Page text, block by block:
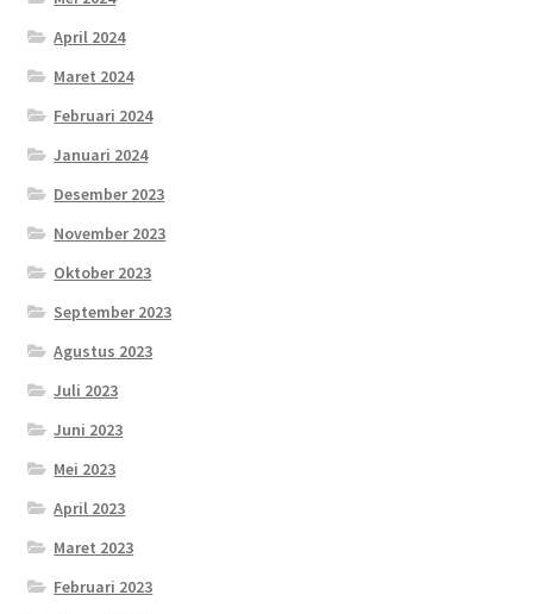
April 2024
Maret 2024
Februari 2024
Januari 2024
Desember 2023
November 2023
Oktober 2023
September 2023
Agustus 2023
Juli 2023
Juni 2023
Mei 2023
April 2023
Maret 2023
Februari 2023